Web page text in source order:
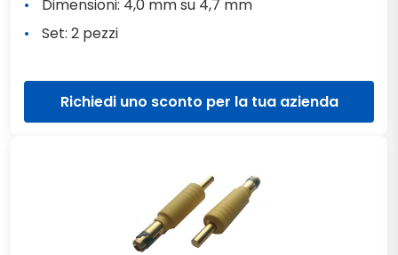
Dimensioni: 4,0 mm su 4,7 mm
Set: 2 pezzi
Richiedi uno sconto per la tua azienda